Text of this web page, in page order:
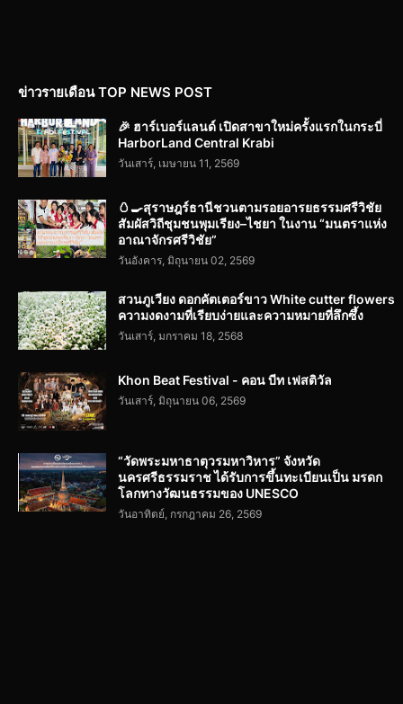
ข่าวรายเดือน TOP NEWS POST
🎉 ฮาร์เบอร์แลนด์ เปิดสาขาใหม่ครั้งแรกในกระบี่
HarborLand Central Krabi
วันเสาร์, เมษายน 11, 2569
🥚🍳สุราษฎร์ธานีชวนตามรอยอารยธรรมศรีวิชัย
สัมผัสวิถีชุมชนพุมเรียง–ไชยา ในงาน “มนตราแห่ง
อาณาจักรศรีวิชัย”
วันอังคาร, มิถุนายน 02, 2569
สวนภูเวียง ดอกคัตเตอร์ขาว White cutter flowers
ความงดงามที่เรียบง่ายและความหมายที่ลึกซึ้ง
วันเสาร์, มกราคม 18, 2568
Khon Beat Festival - คอน บีท เฟสติวัล
วันเสาร์, มิถุนายน 06, 2569
“วัดพระมหาธาตุวรมหาวิหาร” จังหวัด
นครศรีธรรมราช ได้รับการขึ้นทะเบียนเป็น มรดก
โลกทางวัฒนธรรมของ UNESCO
วันอาทิตย์, กรกฎาคม 26, 2569